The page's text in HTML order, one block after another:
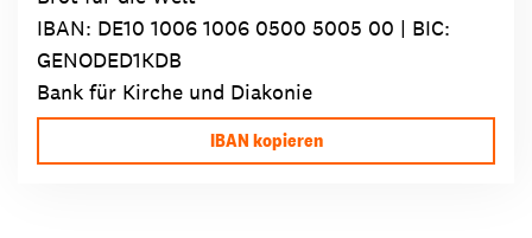
IBAN: DE10 1006 1006 0500 5005 00 | BIC:
GENODED1KDB
Bank für Kirche und Diakonie
IBAN kopieren